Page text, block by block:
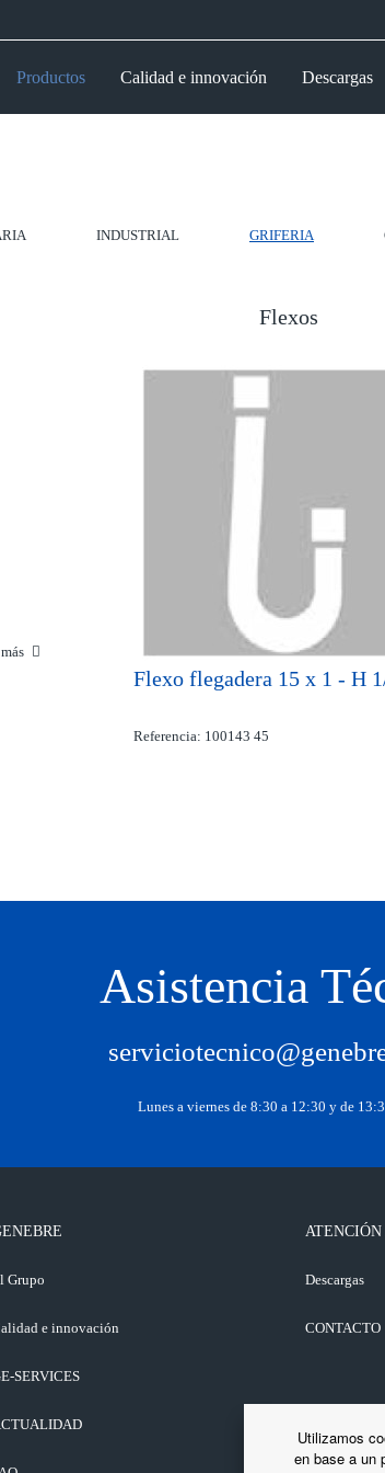
Productos Calidad e innovación Descargas
INDUSTRIAL GRIFERIA
Flexos
Flexo flegadera 15 x 1 - H
Referencia: 100143 45
Asistencia
Lunes a viernes de 8:30 a 12:30 y de
Grupo
e innovación
SERVICES
Descargas
CONTACTO
Utilizamos
en base a un